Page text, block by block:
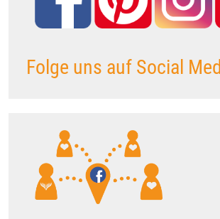
Folge uns auf Social